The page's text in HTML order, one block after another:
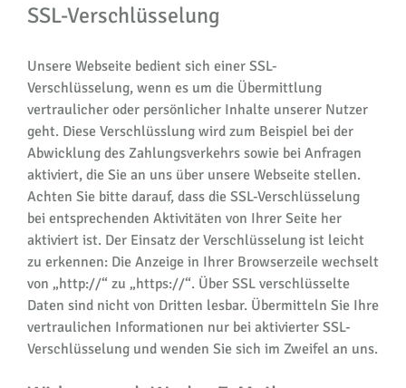
SSL-Verschlüsselung
Unsere Webseite bedient sich einer SSL-
Verschlüsselung, wenn es um die Übermittlung
vertraulicher oder persönlicher Inhalte unserer Nutzer
geht. Diese Verschlüsslung wird zum Beispiel bei der
Abwicklung des Zahlungsverkehrs sowie bei Anfragen
aktiviert, die Sie an uns über unsere Webseite stellen.
Achten Sie bitte darauf, dass die SSL-Verschlüsselung
bei entsprechenden Aktivitäten von Ihrer Seite her
aktiviert ist. Der Einsatz der Verschlüsselung ist leicht
zu erkennen: Die Anzeige in Ihrer Browserzeile wechselt
von „http://“ zu „https://“. Über SSL verschlüsselte
Daten sind nicht von Dritten lesbar. Übermitteln Sie Ihre
vertraulichen Informationen nur bei aktivierter SSL-
Verschlüsselung und wenden Sie sich im Zweifel an uns.